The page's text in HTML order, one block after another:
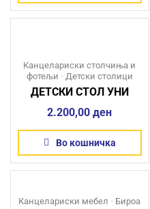
Канцелариски столчиња и
фотељи • Детски столици
ДЕТСКИ СТОЛ УНИ
2.200,00ден
Во кошничка
Канцелариски мебел • Бироа